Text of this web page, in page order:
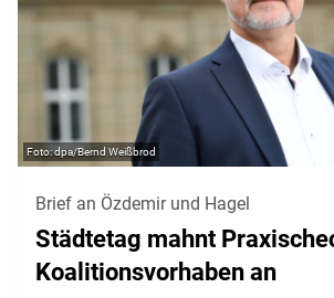
dpa/Bernd Weißbrod
Brief an Özdemir und Hagel
Städtetag mahnt
Koalitionsvorhaben an